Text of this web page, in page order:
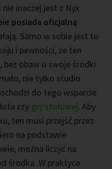
nie inaczej jest z Nyx
posiada oficjalną
Samo w sobie jest to
i pewności, że ten
bez obaw o swoje środki
nie tylko studio
do tego wsparcie
czy gry stołowej. Aby
ten musi przejść przez
na podstawie
można liczyć na
środka. W praktyce